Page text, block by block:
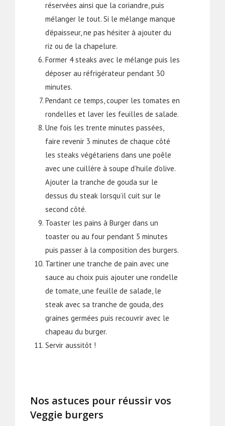
réservées ainsi que la coriandre, puis
mélanger le tout. Si le mélange manque
d’épaisseur, ne pas hésiter à ajouter du
riz ou de la chapelure.
Former 4 steaks avec le mélange puis les
déposer au réfrigérateur pendant 30
minutes.
Pendant ce temps, couper les tomates en
rondelles et laver les feuilles de salade.
Une fois les trente minutes passées,
faire revenir 3 minutes de chaque côté
les steaks végétariens dans une poêle
avec une cuillère à soupe d’huile d’olive.
Ajouter la tranche de gouda sur le
dessus du steak lorsqu’il cuit sur le
second côté.
Toaster les pains à Burger dans un
toaster ou au four pendant 5 minutes
puis passer à la composition des burgers.
Tartiner une tranche de pain avec une
sauce au choix puis ajouter une rondelle
de tomate, une feuille de salade, le
steak avec sa tranche de gouda, des
graines germées puis recouvrir avec le
chapeau du burger.
Servir aussitôt !
Nos astuces pour réussir vos
Veggie burgers